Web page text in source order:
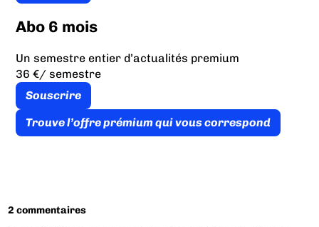
Abo 6 mois
Un semestre entier d’actualités premium
36 €/ semestre
Souscrire
Trouve l’offre prémium qui vous correspond
2 commentaires